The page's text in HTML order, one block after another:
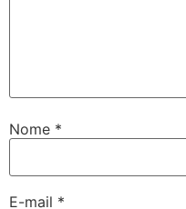
Nome *
E-mail *